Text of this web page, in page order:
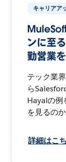
キャリアア
ンに至
勤営業
テック業
ら
Hayalの例
を見るの
詳細はこ